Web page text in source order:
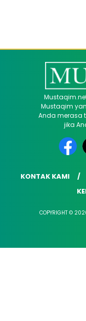
Mustaqim
Anda merasa
jika
KONTAK KAMI
COPYRIGHT ©